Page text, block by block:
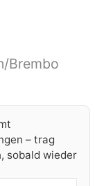
Brembo
– trag
sobald wieder